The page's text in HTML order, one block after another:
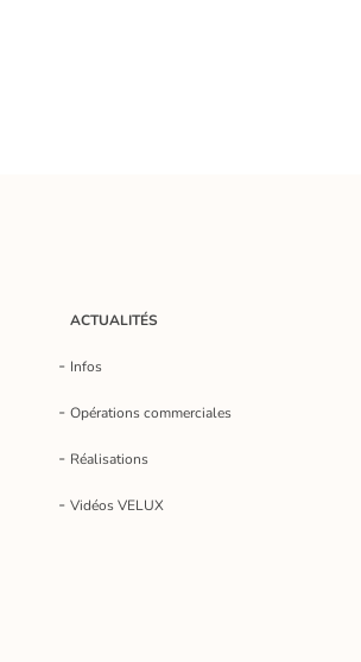
ACTUALITÉS
Infos
Opérations commerciales
Réalisations
Vidéos VELUX